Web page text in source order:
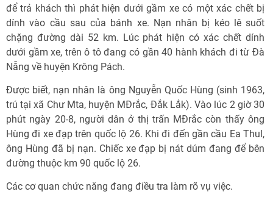
để trả khách thì phát hiện dưới gầm xe có một xác chết bị
dính vào cầu sau của bánh xe. Nạn nhân bị kéo lê suốt
chặng đường dài 52 km. Lúc phát hiện có xác chết dính
dưới gầm xe, trên ô tô đang có gần 40 hành khách đi từ Đà
Nẵng về huyện Krông Pách.
Được biết, nạn nhân là ông Nguyễn Quốc Hùng (sinh 1963,
trú tại xã Chư Mta, huyện MĐrắc, Đắk Lắk). Vào lúc 2 giờ 30
phút ngày 20-8, người dân ở thị trấn MĐrắc còn thấy ông
Hùng đi xe đạp trên quốc lộ 26. Khi đi đến gần cầu Ea Thul,
ông Hùng đã bị nạn. Chiếc xe đạp bị nát dúm đang để bên
đường thuộc km 90 quốc lộ 26.
Các cơ quan chức năng đang điều tra làm rõ vụ việc.